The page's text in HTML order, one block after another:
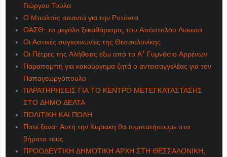
Γιώργου Τούλα
Ο Μπαλτάς απαντά για την Ροτόντα
ΟΑΣΘ: το μεγάλο ξεκαθάρισμα, του Απόστολου Λυκεσά
Οι Αστικές συγκοινωνίες της Θεσσαλονίκης
Οι Πέτρες της Αλήθειας έξω από το Α' Γυμνάσιο Αρρένων
Παραπομπή για κακούργημα ζητά ο αντεισαγγελέας για τον
Παπαγεωργόπουλο
ΠΑΡΑΤΗΡΗΣΕΙΣ ΓΙΑ ΤΟ ΚΕΝΤΡΟ ΜΕΤΕΓΚΑΤΑΣΤΑΣΗΣ
ΣΤΟ ΔΗΜΟ ΔΕΛΤΑ
ΠΟΛΙΤΙΚΗ ΚΑΙ ΠΟΛΗ
Ποτέ ξανά: Αυτή την Κυριακή θα περπατήσουμε στα
βήματα τους
ΠΡΟΟΔΕΥΤΙΚΗ ΔΗΜΟΤΙΚΗ ΑΡΧΗ ΣΤΗ ΘΕΣΣΑΛΟΝΙΚΗ,